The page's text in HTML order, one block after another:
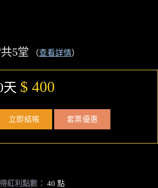
5堂 （查看詳情）
天 $ 400
立即結帳 套票優惠
紅利點數： 40 點